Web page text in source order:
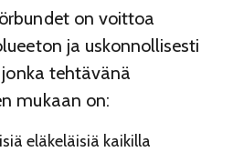
on voittoa
ja uskonnollisesti
tehtävänä
mukaan on:
eläkeläisiä kaikilla